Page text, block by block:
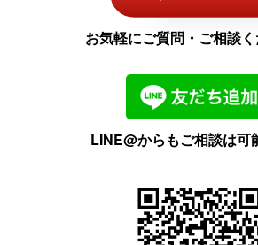
お気軽にご質問・ご相談く
LINE@からもご相談は可